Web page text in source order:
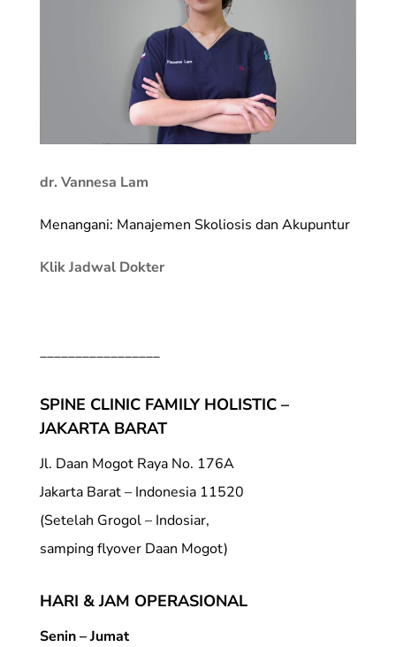
dr. Vannesa Lam
Menangani: Manajemen Skoliosis dan Akupuntur
Klik Jadwal Dokter
_________________
SPINE CLINIC FAMILY HOLISTIC –
JAKARTA BARAT
Jl. Daan Mogot Raya No. 176A
Jakarta Barat – Indonesia 11520
(Setelah Grogol – Indosiar,
samping flyover Daan Mogot)
HARI & JAM OPERASIONAL
Senin – Jumat